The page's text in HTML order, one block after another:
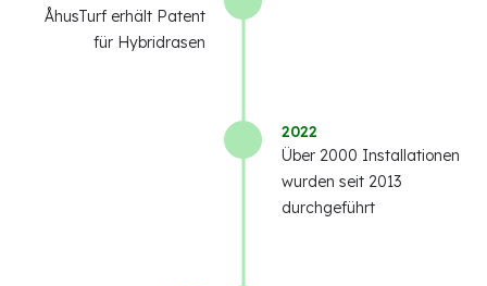
ÅhusTurf erhält Patent
für Hybridrasen
2022
Über 2000 Installationen
wurden seit 2013
durchgeführt